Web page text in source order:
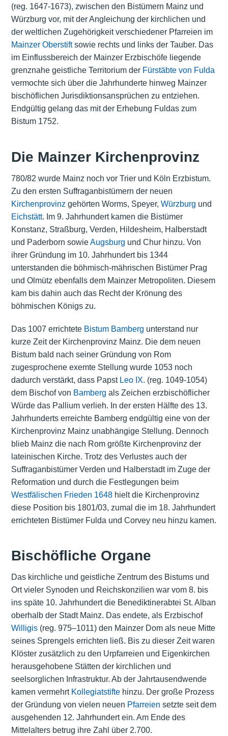
(reg. 1647-1673), zwischen den Bistümern Mainz und
Würzburg vor, mit der Angleichung der kirchlichen und
der weltlichen Zugehörigkeit verschiedener Pfarreien im
Mainzer Oberstiftsowie rechts und links der Tauber. Das
im Einflussbereich der Mainzer Erzbischöfe liegende
grenznahe geistliche Territorium der Fürstäbte von Fulda
vermochte sich über die Jahrhunderte hinweg Mainzer
bischöflichen Jurisdiktionsansprüchen zu entziehen.
Endgültig gelang das mit der Erhebung Fuldas zum
Bistum 1752.
Die Mainzer Kirchenprovinz
780/82 wurde Mainz noch vor Trier und Köln Erzbistum.
Zu den ersten Suffraganbistümern der neuen
Kirchenprovinz gehörten Worms, Speyer, Würzburg und
Eichstätt. Im 9. Jahrhundert kamen die Bistümer
Konstanz, Straßburg, Verden, Hildesheim, Halberstadt
und Paderborn sowieAugsburg und Chur hinzu. Von
ihrer Gründung im 10. Jahrhundert bis 1344
unterstanden die böhmisch-mährischen Bistümer Prag
und Olmütz ebenfalls dem Mainzer Metropoliten. Diesem
kam bis dahin auch das Recht der Krönung des
böhmischen Königs zu.
Das 1007 errichtete Bistum Bamberg unterstand nur
kurze Zeit der Kirchenprovinz Mainz. Die dem neuen
Bistum bald nach seiner Gründung von Rom
zugesprochene exemte Stellung wurde 1053 noch
dadurch verstärkt, dass Papst Leo IX. (reg. 1049-1054)
dem Bischof von Bamberg als Zeichen erzbischöflicher
Würde das Pallium verlieh. In der ersten Hälfte des 13.
Jahrhunderts erreichte Bamberg endgültig eine von der
Kirchenprovinz Mainz unabhängige Stellung. Dennoch
blieb Mainz die nach Rom größte Kirchenprovinz der
lateinischen Kirche. Trotz des Verlustes auch der
Suffraganbistümer Verden und Halberstadt im Zuge der
Reformation und durch die Festlegungen beim
Westfälischen Frieden 1648hielt die Kirchenprovinz
diese Position bis 1801/03, zumal die im 18. Jahrhundert
errichteten Bistümer Fulda und Corvey neu hinzu kamen.
Bischöfliche Organe
Das kirchliche und geistliche Zentrum des Bistums und
Ort vieler Synoden und Reichskonzilien war vom 8. bis
ins späte 10. Jahrhundert die Benediktinerabtei St. Alban
oberhalb der Stadt Mainz. Das endete, als Erzbischof
Willigis(reg. 975–1011) den Mainzer Dom als neue Mitte
seines Sprengels errichten ließ. Bis zu dieser Zeit waren
Klöster zusätzlich zu den Urpfarreien und Eigenkirchen
herausgehobene Stätten der kirchlichen und
seelsorglichen Infrastruktur. Ab der Jahrtausendwende
kamen vermehrt Kollegiatstiftehinzu. Der große Prozess
der Gründung von vielen neuen Pfarreien setzte seit dem
ausgehenden 12. Jahrhundert ein. Am Ende des
Mittelalters betrug ihre Zahl über 2.700.